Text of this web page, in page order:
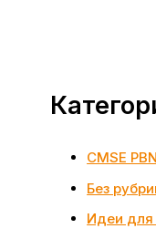
CMSE
Без
Идеи для